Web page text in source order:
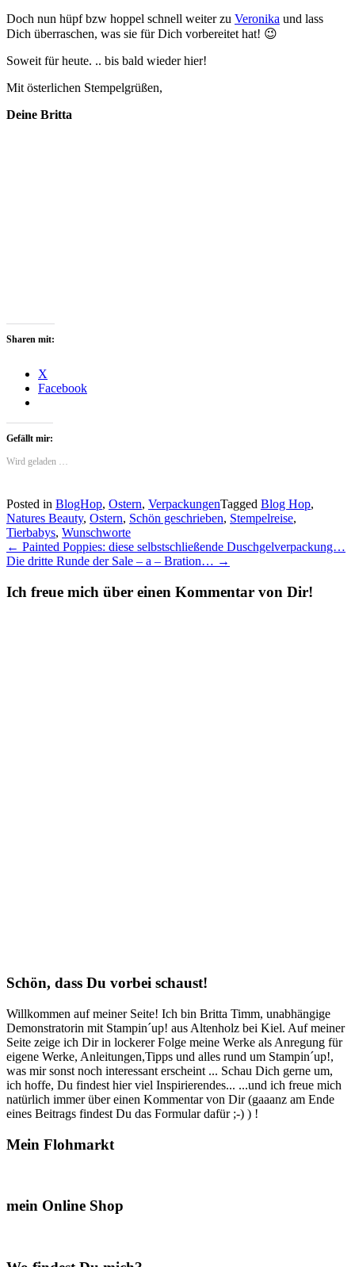
Doch nun hüpf bzw hoppel schnell weiter zu Veronika und lass
Dich überraschen, was sie für Dich vorbereitet hat! 😉
Soweit für heute. .. bis bald wieder hier!
Mit österlichen Stempelgrüßen,
Deine Britta
Sharen mit:
X
Facebook
Gefällt mir:
Wird geladen …
Posted in BlogHop, Ostern, VerpackungenTagged Blog Hop,
Natures Beauty, Ostern, Schön geschrieben, Stempelreise,
Tierbabys, Wunschworte
Post
navigation
← Painted Poppies: diese selbstschließende Duschgelverpackung…
Die dritte Runde der Sale – a – Bration… →
Ich freue mich über einen Kommentar von Dir!
Schön, dass Du vorbei schaust!
Willkommen auf meiner Seite! Ich bin Britta Timm, unabhängige
Demonstratorin mit Stampin´up! aus Altenholz bei Kiel. Auf meiner
Seite zeige ich Dir in lockerer Folge meine Werke als Anregung für
eigene Werke, Anleitungen,Tipps und alles rund um Stampin´up!,
was mir sonst noch interessant erscheint ... Schau Dich gerne um,
ich hoffe, Du findest hier viel Inspirierendes... ...und ich freue mich
natürlich immer über einen Kommentar von Dir (gaaanz am Ende
eines Beitrags findest Du das Formular dafür ;-) ) !
Mein Flohmarkt
mein Online Shop